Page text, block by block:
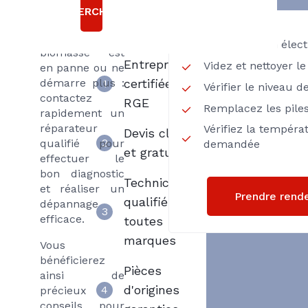
ou ne
biomasse est
en panne ou ne
démarre plus :
contactez
rapidement un
réparateur
qualifié pour
effectuer le
bon diagnostic
et réaliser un
dépannage
efficace.
Vous
bénéficierez
ainsi de
précieux
L’alimentation
Videz et nettoyer
Vérifier le niveau
Remplacez les
Vérifiez la
demandée
Prendre
RECHERCHERAxenergie
1
Entreprise
certifiée
RGE
2
Devis clair
et gratuit
3
Techniciens
qualifiés
toutes
marques
4
Pièces
d'origines